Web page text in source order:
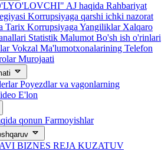
AJ haqida Rahbariyat
Korrupsiyaga qarshi ichki nazorat
Tarix Korrupsiyaga Yangiliklar Xalqaro
Statistik Malumot Bo'sh ish o'rinlari
Vokzal Ma'lumotxonalarining Telefon
Murojaati
Poyezdlar va vagonlarning
E'lon
qonun Farmoyishlar
BIZNES REJA KUZATUV